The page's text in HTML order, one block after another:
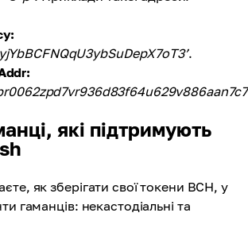
.
які підтримують
як зберігати свої токени BCH, у
гаманців: некастодіальні та